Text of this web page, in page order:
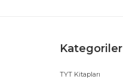
Kategoriler
TYT Kitapları